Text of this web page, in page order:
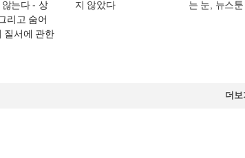
는다- 상
리고 숨어
질서에 관한
지 않았다
는 눈, 뉴스툰
더보